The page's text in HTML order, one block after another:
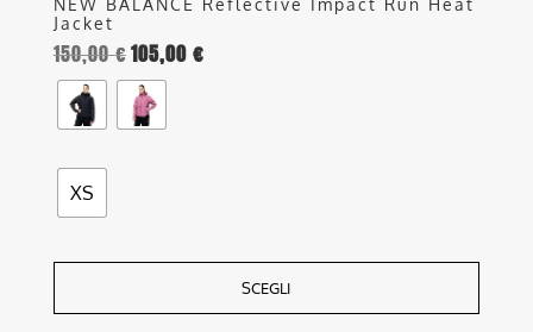
NEW BALANCE Reflective Impact Run Heat
Jacket
150,00€105,00 €
XS
SCEGLI